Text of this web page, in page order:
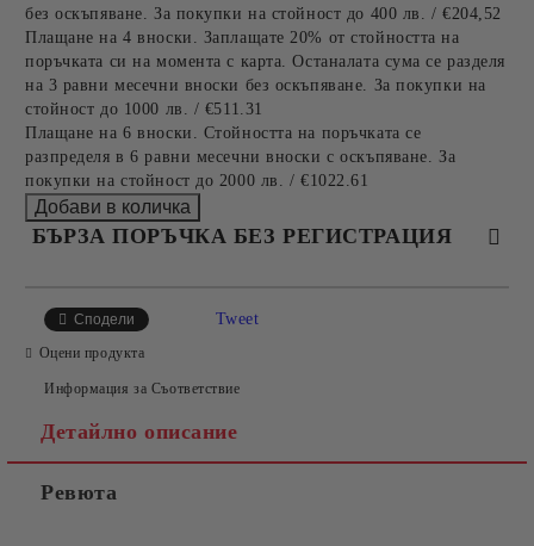
без оскъпяване. За покупки на стойност до 400 лв. / €204,52
Плащане на 4 вноски. Заплащате 20% от стойността на
поръчката си на момента с карта. Останалата сума се разделя
на 3 равни месечни вноски без оскъпяване. За покупки на
стойност до 1000 лв. / €511.31
Плащане на 6 вноски. Стойността на поръчката се
разпределя в 6 равни месечни вноски с оскъпяване. За
покупки на стойност до 2000 лв. / €1022.61
БЪРЗА ПОРЪЧКА БЕЗ РЕГИСТРАЦИЯ
Сподели Tweet
Оцени продукта
Информация за Съответствие
Детайлно описание
Ревюта